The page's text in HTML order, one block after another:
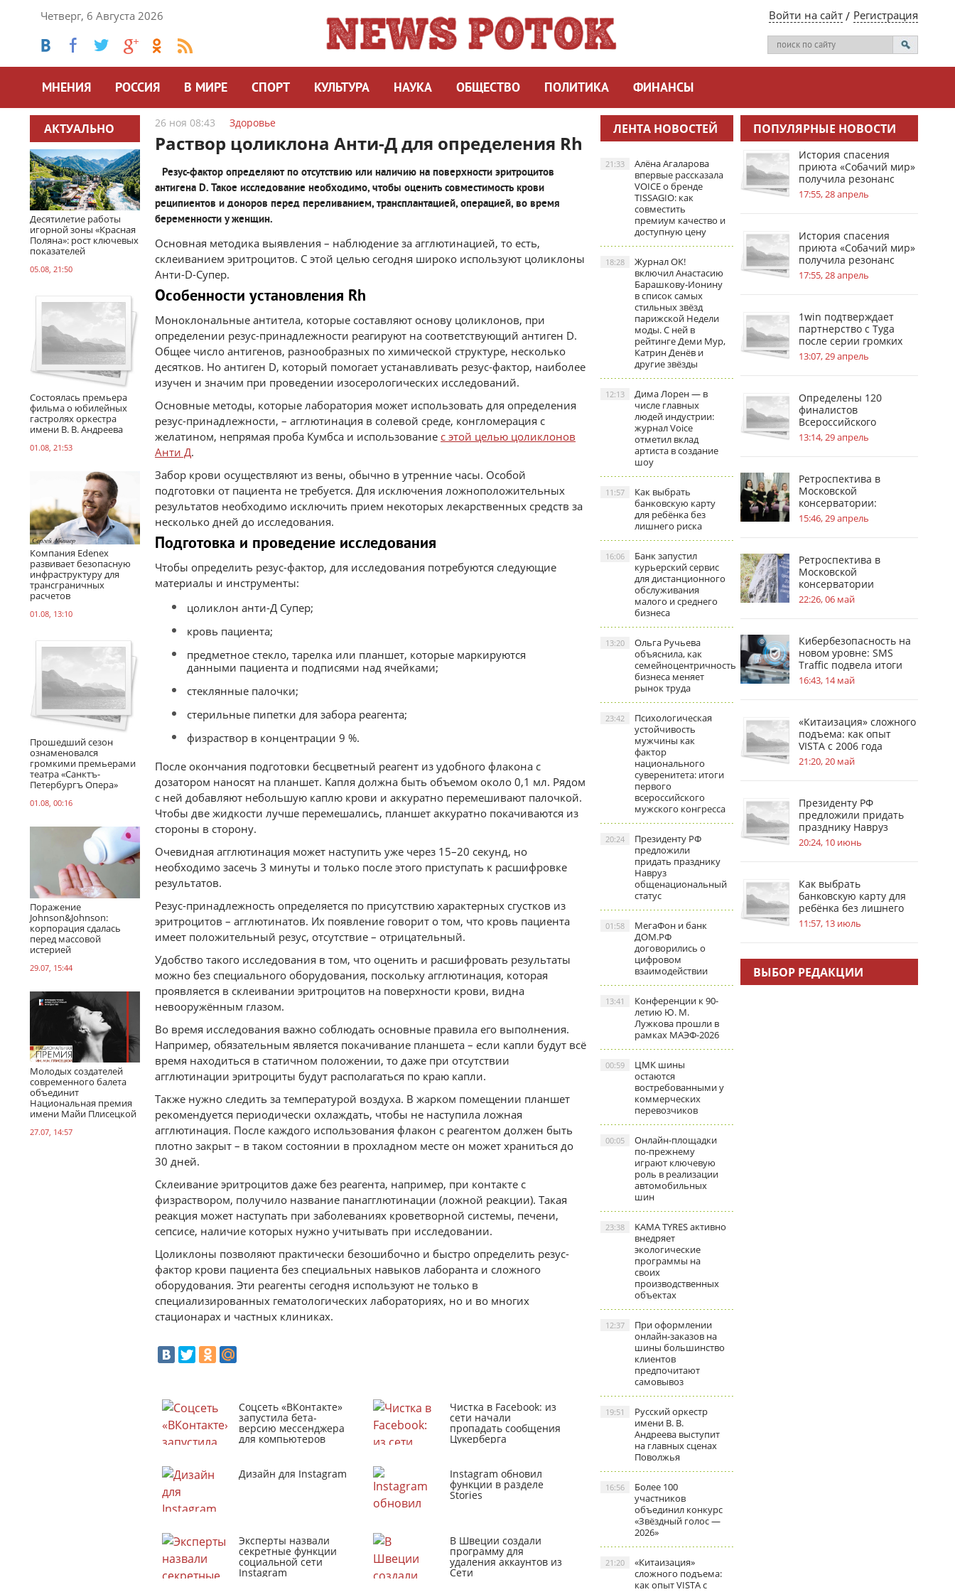
Четверг, 6 Августа 2026 Войти на сайт Регистрация
МНЕНИЯ РОССИЯ В МИРЕ СПОРТ КУЛЬТУРА НАУКА ОБЩЕСТВО ПОЛИТИКА ФИНАНСЫ
АКТУАЛЬНО
Десятилетие работы
игорной зоны «Красная
Поляна»: рост ключевых
показателей
05.08, 21:50
Состоялась премьера
фильма о юбилейных
гастролях оркестра
имени В. В. Андреева
01.08, 21:53
Компания Edenex
развивает безопасную
инфраструктуру для
трансграничных
расчетов
01.08, 13:10
Прошедший сезон
ознаменовался
громкими премьерами
театра «Санктъ-
Петербургъ Опера»
01.08, 00:16
Поражение
Johnson&Johnson:
корпорация сдалась
перед массовой
истерией
29.07, 15:44
Молодых создателей
современного балета
объединит
Национальная премия
имени Майи Плисецкой
27.07, 14:57
26 ноя 08:43 Здоровье
Раствор цоликлона Анти-Д для определения Rh
Резус-фактор определяют по отсутствию или наличию на поверхности эритроцитов
антигена D. Такое исследование необходимо, чтобы оценить совместимость крови
реципиентов и доноров перед переливанием, трансплантацией, операцией, во время
беременности у женщин.
Основная методика выявления – наблюдение за агглютинацией, то есть,
склеиванием эритроцитов. С этой целью сегодня широко используют цоликлоны
Анти-D-Супер.
Особенности установления Rh
Моноклональные антитела, которые составляют основу цоликлонов, при
определении резус-принадлежности реагируют на соответствующий антиген D.
Общее число антигенов, разнообразных по химической структуре, несколько
десятков. Но антиген D, который помогает устанавливать резус-фактор, наиболее
изучен и значим при проведении изосерологических исследований.
Основные методы, которые лаборатория может использовать для определения
резус-принадлежности, – агглютинация в солевой среде, конгломерация с
желатином, непрямая проба Кумбса и использование с этой целью цоликлонов
Анти Д.
Забор крови осуществляют из вены, обычно в утренние часы. Особой
подготовки от пациента не требуется. Для исключения ложноположительных
результатов необходимо исключить прием некоторых лекарственных средств за
несколько дней до исследования.
Подготовка и проведение исследования
Чтобы определить резус-фактор, для исследования потребуются следующие
материалы и инструменты:
цоликлон анти-Д Супер;
кровь пациента;
предметное стекло, тарелка или планшет, которые маркируются
данными пациента и подписями над ячейками;
стеклянные палочки;
стерильные пипетки для забора реагента;
физраствор в концентрации 9 %.
После окончания подготовки бесцветный реагент из удобного флакона с
дозатором наносят на планшет. Капля должна быть объемом около 0,1 мл. Рядом
с ней добавляют небольшую каплю крови и аккуратно перемешивают палочкой.
Чтобы две жидкости лучше перемешались, планшет аккуратно покачиваются из
стороны в сторону.
Очевидная агглютинация может наступить уже через 15–20 секунд, но
необходимо засечь 3 минуты и только после этого приступать к расшифровке
результатов.
Резус-принадлежность определяется по присутствию характерных сгустков из
эритроцитов – агглютинатов. Их появление говорит о том, что кровь пациента
имеет положительный резус, отсутствие – отрицательный.
Удобство такого исследования в том, что оценить и расшифровать результаты
можно без специального оборудования, поскольку агглютинация, которая
проявляется в склеивании эритроцитов на поверхности крови, видна
невооружённым глазом.
Во время исследования важно соблюдать основные правила его выполнения.
Например, обязательным является покачивание планшета – если капли будут всё
время находиться в статичном положении, то даже при отсутствии
агглютинации эритроциты будут располагаться по краю капли.
Также нужно следить за температурой воздуха. В жарком помещении планшет
рекомендуется периодически охлаждать, чтобы не наступила ложная
агглютинация. После каждого использования флакон с реагентом должен быть
плотно закрыт – в таком состоянии в прохладном месте он может храниться до
30 дней.
Склеивание эритроцитов даже без реагента, например, при контакте с
физраствором, получило название панагглютинации (ложной реакции). Такая
реакция может наступать при заболеваниях кроветворной системы, печени,
сепсисе, наличие которых нужно учитывать при исследовании.
Цоликлоны позволяют практически безошибочно и быстро определить резус-
фактор крови пациента без специальных навыков лаборанта и сложного
оборудования. Эти реагенты сегодня используют не только в
специализированных гематологических лабораториях, но и во многих
стационарах и частных клиниках.
Соцсеть «ВКонтакте»
запустила бета-
версию мессенджера
для компьютеров
Чистка в Facebook: из
сети начали
пропадать сообщения
Цукерберга
Дизайн для Instagram Instagram обновил
функции в разделе
Stories
Эксперты назвали
секретные функции
социальной сети
Instagram
В Швеции создали
программу для
удаления аккаунтов из
Сети
ЛЕНТА НОВОСТЕЙ
Алёна Агаларова
впервые рассказала
VOICE о бренде
TISSAGIO: как
совместить
премиум качество и
доступную цену
21:33
Журнал ОК!
включил Анастасию
Барашкову‑Ионину
в список самых
стильных звёзд
парижской Недели
моды. С ней в
рейтинге Деми Мур,
Катрин Денёв и
другие звёзды
18:28
Дима Лорен — в
числе главных
людей индустрии:
журнал Voice
отметил вклад
артиста в создание
шоу
12:13
Как выбрать
банковскую карту
для ребёнка без
лишнего риска
11:57
Банк запустил
курьерский сервис
для дистанционного
обслуживания
малого и среднего
бизнеса
16:06
Ольга Ручьева
объяснила, как
семейноцентричность
бизнеса меняет
рынок труда
13:20
Психологическая
устойчивость
мужчины как
фактор
национального
суверенитета: итоги
первого
всероссийского
мужского конгресса
23:42
Президенту РФ
предложили
придать празднику
Навруз
общенациональный
статус
20:24
МегаФон и банк
ДОМ.РФ
договорились о
цифровом
взаимодействии
01:58
Конференции к 90-
летию Ю. М.
Лужкова прошли в
рамках МАЭФ-2026
13:41
ЦМК шины
остаются
востребованными у
коммерческих
перевозчиков
00:59
Онлайн-площадки
по-прежнему
играют ключевую
роль в реализации
автомобильных
шин
00:05
KAMA TYRES активно
внедряет
экологические
программы на
своих
производственных
объектах
23:38
При оформлении
онлайн-заказов на
шины большинство
клиентов
предпочитают
самовывоз
12:37
Русский оркестр
имени В. В.
Андреева выступит
на главных сценах
Поволжья
19:51
Более 100
участников
объединил конкурс
«Звёздный голос —
2026»
16:56
«Китаизация»
сложного подъема:
как опыт VISTA с
21:20
ПОПУЛЯРНЫЕ НОВОСТИ
История спасения
приюта «Собачий мир»
получила резонанс
благодаря 1win
17:55, 28 апрель
История спасения
приюта «Собачий мир»
получила резонанс
благодаря 1win
17:55, 28 апрель
1win подтверждает
партнерство с Tyga
после серии громких
инсайдов
13:07, 29 апрель
Определены 120
финалистов
Всероссийского
инженерного конкурса
13:14, 29 апрель
Ретроспектива в
Московской
консерватории:
география судьбы П. И.
Чайковского
15:46, 29 апрель
Ретроспектива в
Московской
консерватории
посвящена усадьбам в
жизни С.В.
22:26, 06 май
Кибербезопасность на
новом уровне: SMS
Traffic подвела итоги
обновлений
16:43, 14 май
«Китаизация» сложного
подъема: как опыт
VISTA с 2006 года
меняет стандарты
безопасности на
21:20, 20 май
Президенту РФ
предложили придать
празднику Навруз
общенациональный
статус
20:24, 10 июнь
Как выбрать
банковскую карту для
ребёнка без лишнего
риска
11:57, 13 июль
ВЫБОР РЕДАКЦИИ